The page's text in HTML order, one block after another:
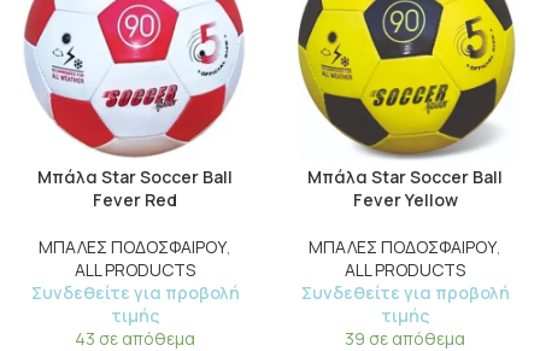
Μπάλα Star Soccer Ball
Fever Red
ΜΠΑΛΕΣ ΠΟΔΟΣΦΑΙΡΟΥ,
ALL PRODUCTS
Συνδεθείτε για προβολή
τιμής
43 σε απόθεμα
Μπάλα Star Soccer Ball
Fever Yellow
ΜΠΑΛΕΣ ΠΟΔΟΣΦΑΙΡΟΥ,
ALL PRODUCTS
Συνδεθείτε για προβολή
τιμής
39 σε απόθεμα